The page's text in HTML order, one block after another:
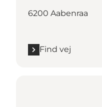
6200 Aabenraa
Find vej